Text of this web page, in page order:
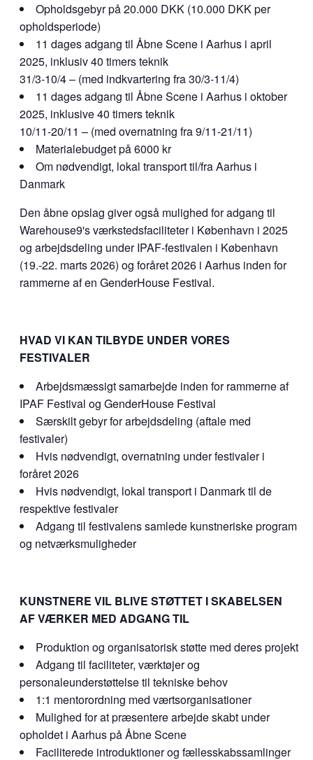
Opholdsgebyr på 20.000 DKK (10.000 DKK per
opholdsperiode)
11 dages adgang til Åbne Scene i Aarhus i april
2025, inklusiv 40 timers teknik
31/3-10/4 – (med indkvartering fra 30/3-11/4)
11 dages adgang til Åbne Scene i Aarhus i oktober
2025, inklusive 40 timers teknik
10/11-20/11 – (med overnatning fra 9/11-21/11)
Materialebudget på 6000 kr
Om nødvendigt, lokal transport til/fra Aarhus i
Danmark
Den åbne opslag giver også mulighed for adgang til
Warehouse9's værkstedsfaciliteter i København i 2025
og arbejdsdeling under IPAF-festivalen i København
(19.-22. marts 2026) og foråret 2026 i Aarhus inden for
rammerne af en GenderHouse Festival.
HVAD VI KAN TILBYDE UNDER VORES
FESTIVALER
Arbejdsmæssigt samarbejde inden for rammerne af
IPAF Festival og GenderHouse Festival
Særskilt gebyr for arbejdsdeling (aftale med
festivaler)
Hvis nødvendigt, overnatning under festivaler i
foråret 2026
Hvis nødvendigt, lokal transport i Danmark til de
respektive festivaler
Adgang til festivalens samlede kunstneriske program
og netværksmuligheder
KUNSTNERE VIL BLIVE STØTTET I SKABELSEN
AF VÆRKER MED ADGANG TIL
Produktion og organisatorisk støtte med deres projekt
Adgang til faciliteter, værktøjer og
personaleunderstøttelse til tekniske behov
1:1 mentorordning med værtsorganisationer
Mulighed for at præsentere arbejde skabt under
opholdet i Aarhus på Åbne Scene
Faciliterede introduktioner og fællesskabssamlinger